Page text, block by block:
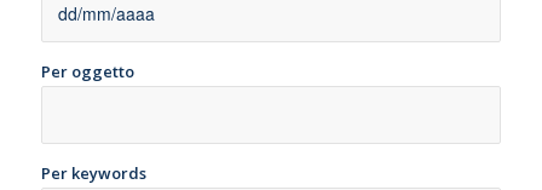
Per oggetto
Per keywords